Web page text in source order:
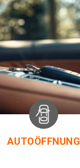
AUTOÖFFNUNG